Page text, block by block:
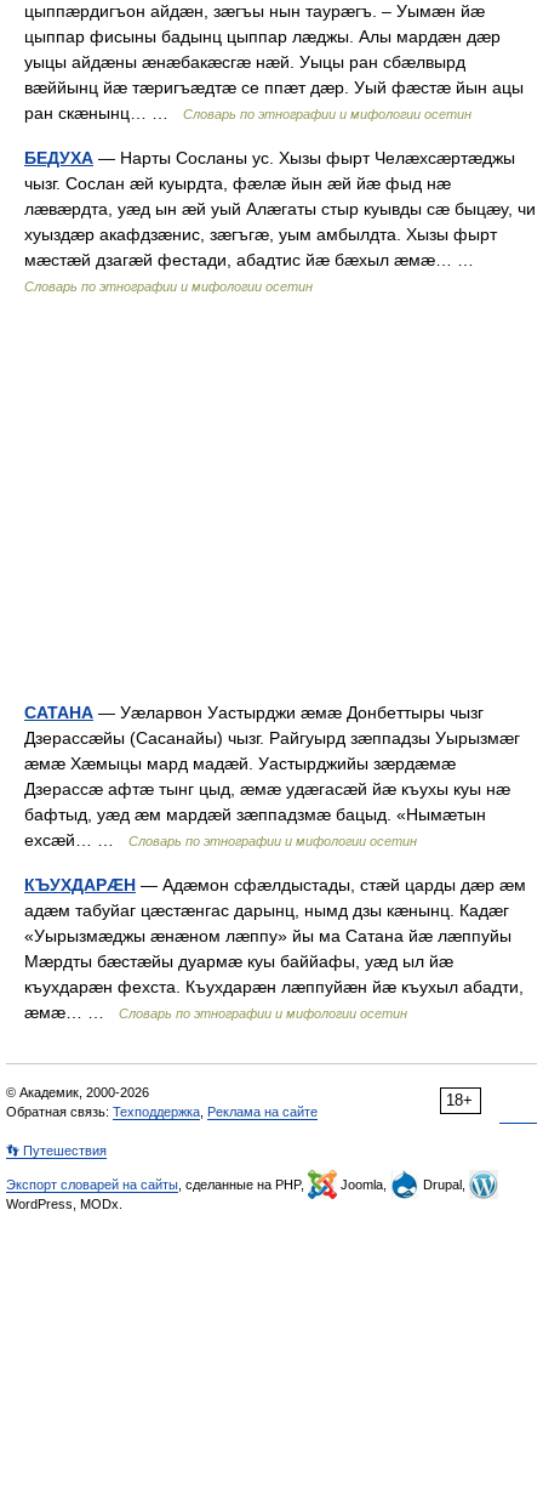
цыппæрдигъон айдæн, зæгъы нын таурæгъ. – Уымæн йæ
цыппар фисыны бадынц цыппар лæджы. Алы мардæн дæр
уыцы айдæны æнæбакæсгæ нæй. Уыцы ран сбæлвырд
вæййынц йæ тæригъæдтæ се ппæт дæр. Уый фæстæ йын ацы
ран скæнынц… …
Словарь по этнографии и мифологии осетин
БЕДУХА — Нарты Сосланы ус. Хызы фырт Челæхсæртæджы
чызг. Сослан æй куырдта, фæлæ йын æй йæ фыд нæ
лæвæрдта, уæд ын æй уый Алæгаты стыр куывды сæ быцæу, чи
хуыздæр акафдзæнис, зæгъгæ, уым амбылдта. Хызы фырт
мæстæй дзагæй фестади, абадтис йæ бæхыл æмæ… …
Словарь по этнографии и мифологии осетин
САТАНА — Уæларвон Уастырджи æмæ Донбеттыры чызг
Дзерассæйы (Сасанайы) чызг. Райгуырд зæппадзы Уырызмæг
æмæ Хæмыцы мард мадæй. Уастырджийы зæрдæмæ
Дзерассæ афтæ тынг цыд, æмæ удæгасæй йæ къухы куы нæ
бафтыд, уæд æм мардæй зæппадзмæ бацыд. «Нымæтын
ехсæй… …
Словарь по этнографии и мифологии осетин
КЪУХДАРÆН — Адæмон сфæлдыстады, стæй царды дæр æм
адæм табуйаг цæстæнгас дарынц, нымд дзы кæнынц. Кадæг
«Уырызмæджы æнæном лæппу» йы ма Сатана йæ лæппуйы
Мæрдты бæстæйы дуармæ куы баййафы, уæд ыл йæ
къухдарæн фехста. Къухдарæн лæппуйæн йæ къухыл абадти,
æмæ… …
Словарь по этнографии и мифологии осетин
18+
© Академик, 2000-2026
Обратная связь: Техподдержка Реклама на сайте
👣 Путешествия
Экспорт словарей на сайты , сделанные на PHP, Joomla,
Drupal,
WordPress, MODx.